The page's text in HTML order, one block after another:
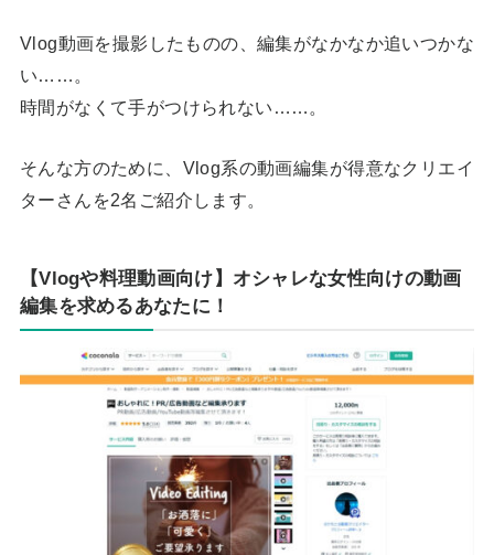
Vlog動画を撮影したものの、編集がなかなか追いつかな
い……。
時間がなくて手がつけられない……。
そんな方のために、Vlog系の動画編集が得意なクリエイ
ターさんを2名ご紹介します。
【Vlogや料理動画向け】オシャレな女性向けの動画
編集を求めるあなたに！